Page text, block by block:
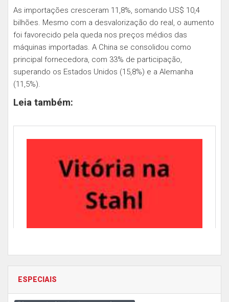
As importações cresceram 11,8%, somando US$ 10,4
bilhões. Mesmo com a desvalorização do real, o aumento
foi favorecido pela queda nos preços médios das
máquinas importadas. A China se consolidou como
principal fornecedora, com 33% de participação,
superando os Estados Unidos (15,8%) e a Alemanha
(11,5%).
Leia também:
ESPECIAIS